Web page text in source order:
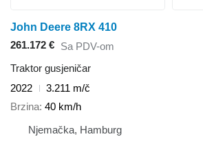
John Deere 8RX 410
261.172 € Sa PDV-om
Traktor gusjeničar
2022
3.211 m/č
Brzina 40 km/h
Njemačka, Hamburg